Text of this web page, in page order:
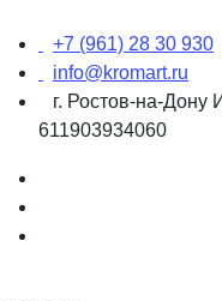
+7 (961) 28 30 930
info@kromart.ru
г. Ростов-на-
611903934060